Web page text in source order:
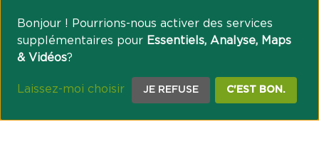
Bonjour ! Pourrions-nous activer des services
supplémentaires pour Essentiels, Analyse, Maps
& Vidéos?
Laissez-moi choisir JE REFUSE C'EST BON.